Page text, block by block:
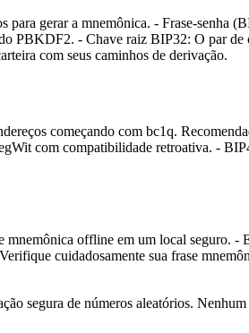
gerar a mnemônica. - Frase-senha
PBKDF2. - Chave raiz BIP32: O par
com seus caminhos de derivação.
começando com bc1q.
com compatibilidade retroativa. -
offline em um local seguro. -
cuidadosamente sua frase
segura de números aleatórios.